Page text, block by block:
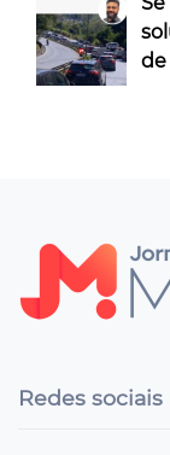
de
Redes sociais